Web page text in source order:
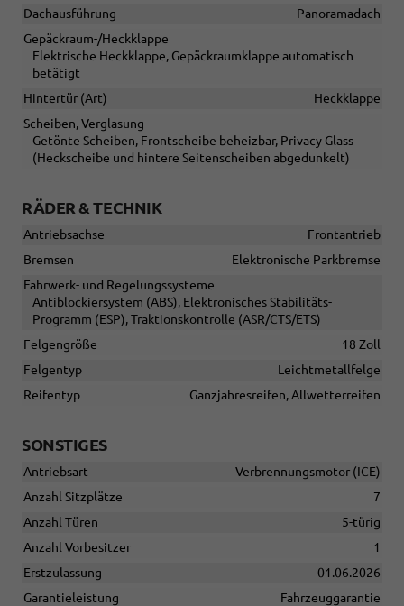
Dachausführung
Panoramadach
Gepäckraum-/Heckklappe
Elektrische Heckklappe, Gepäckraumklappe automatisch
betätigt
Hintertür (Art)
Heckklappe
Scheiben, Verglasung
Getönte Scheiben, Frontscheibe beheizbar, Privacy Glass
(Heckscheibe und hintere Seitenscheiben abgedunkelt)
RÄDER & TECHNIK
Antriebsachse
Frontantrieb
Bremsen
Elektronische Parkbremse
Fahrwerk- und Regelungssysteme
Antiblockiersystem (ABS), Elektronisches Stabilitäts-
Programm (ESP), Traktionskontrolle (ASR/CTS/ETS)
Felgengröße
18 Zoll
Felgentyp
Leichtmetallfelge
Reifentyp
Ganzjahresreifen, Allwetterreifen
SONSTIGES
Antriebsart
Verbrennungsmotor (ICE)
Anzahl Sitzplätze
7
Anzahl Türen
5-türig
Anzahl Vorbesitzer
1
Erstzulassung
01.06.2026
Garantieleistung
Fahrzeuggarantie